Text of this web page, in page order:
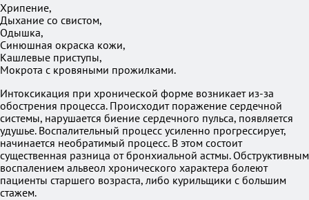
Хрипение,
Дыхание со свистом,
Одышка,
Синюшная окраска кожи,
Кашлевые приступы,
Мокрота с кровяными прожилками.
Интоксикация при хронической форме возникает из-за
обострения процесса. Происходит поражение сердечной
системы, нарушается биение сердечного пульса, появляется
удушье. Воспалительный процесс усиленно прогрессирует,
начинается необратимый процесс. В этом состоит
существенная разница от бронхиальной астмы. Обструктивным
воспалением альвеол хронического характера болеют
пациенты старшего возраста, либо курильщики с большим
стажем.